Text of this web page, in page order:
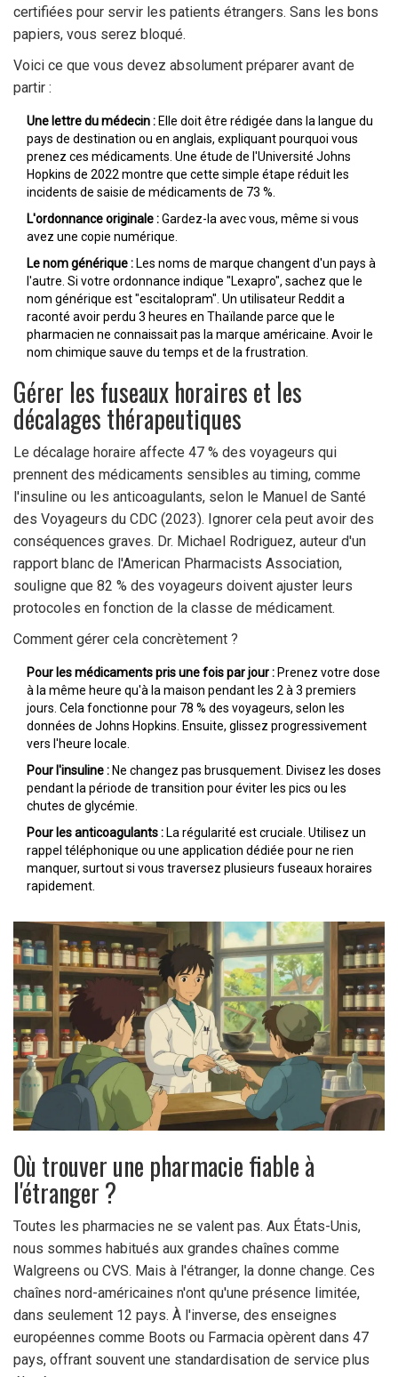
certifiées pour servir les patients étrangers. Sans les bons
papiers, vous serez bloqué.
Voici ce que vous devez absolument préparer avant de
partir :
Une lettre du médecin : Elle doit être rédigée dans la langue du
pays de destination ou en anglais, expliquant pourquoi vous
prenez ces médicaments. Une étude de l'Université Johns
Hopkins de 2022 montre que cette simple étape réduit les
incidents de saisie de médicaments de 73 %.
L'ordonnance originale :Gardez-la avec vous, même si vous
avez une copie numérique.
Le nom générique : Les noms de marque changent d'un pays à
l'autre. Si votre ordonnance indique "Lexapro", sachez que le
nom générique est "escitalopram". Un utilisateur Reddit a
raconté avoir perdu 3 heures en Thaïlande parce que le
pharmacien ne connaissait pas la marque américaine. Avoir le
nom chimique sauve du temps et de la frustration.
Gérer les fuseaux horaires et les
décalages thérapeutiques
Le décalage horaire affecte 47 % des voyageurs qui
prennent des médicaments sensibles au timing, comme
l'insuline ou les anticoagulants, selon le Manuel de Santé
des Voyageurs du CDC (2023). Ignorer cela peut avoir des
conséquences graves. Dr. Michael Rodriguez, auteur d'un
rapport blanc de l'American Pharmacists Association,
souligne que 82 % des voyageurs doivent ajuster leurs
protocoles en fonction de la classe de médicament.
Comment gérer cela concrètement ?
Pour les médicaments pris une fois par jour : Prenez votre dose
à la même heure qu'à la maison pendant les 2 à 3 premiers
jours. Cela fonctionne pour 78 % des voyageurs, selon les
données de Johns Hopkins. Ensuite, glissez progressivement
vers l'heure locale.
Pour l'insuline : Ne changez pas brusquement. Divisez les doses
pendant la période de transition pour éviter les pics ou les
chutes de glycémie.
Pour les anticoagulants : La régularité est cruciale. Utilisez un
rappel téléphonique ou une application dédiée pour ne rien
manquer, surtout si vous traversez plusieurs fuseaux horaires
rapidement.
Où trouver une pharmacie fiable à
l'étranger ?
Toutes les pharmacies ne se valent pas. Aux États-Unis,
nous sommes habitués aux grandes chaînes comme
Walgreens ou CVS. Mais à l'étranger, la donne change. Ces
chaînes nord-américaines n'ont qu'une présence limitée,
dans seulement 12 pays. À l'inverse, des enseignes
européennes comme Boots ou Farmacia opèrent dans 47
pays, offrant souvent une standardisation de service plus